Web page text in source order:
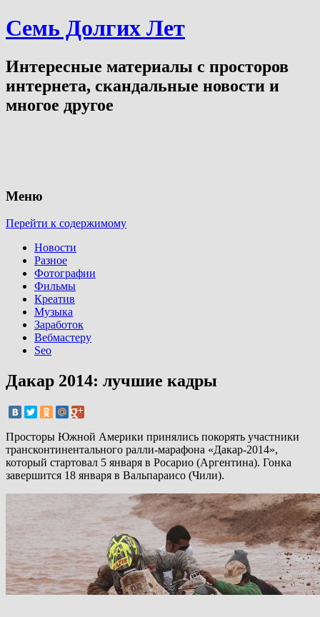
Семь Долгих Лет
Интересные материалы с просторов
интернета, скандальные новости и
многое другое
Меню
Перейти к содержимому
Новости
Разное
Фотографии
Фильмы
Креатив
Музыка
Заработок
Вебмастеру
Seo
Дакар 2014: лучшие кадры
Просторы Южной Америки принялись покорять участники
трансконтинентального ралли-марафона «Дакар-2014»,
который стартовал 5 января в Росарио (Аргентина). Гонка
завершится 18 января в Вальпараисо (Чили).